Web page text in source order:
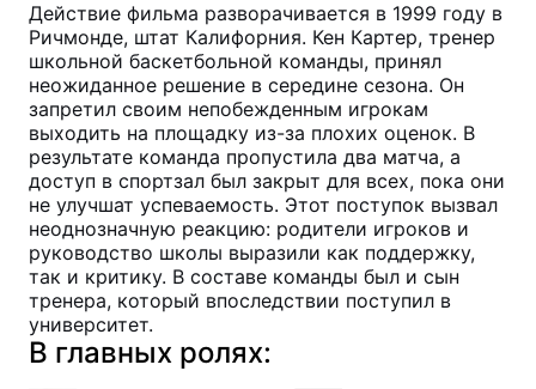
Действие фильма разворачивается в 1999 году в
Ричмонде, штат Калифорния. Кен Картер, тренер
школьной баскетбольной команды, принял
неожиданное решение в середине сезона. Он
запретил своим непобежденным игрокам
выходить на площадку из-за плохих оценок. В
результате команда пропустила два матча, а
доступ в спортзал был закрыт для всех, пока они
не улучшат успеваемость. Этот поступок вызвал
неоднозначную реакцию: родители игроков и
руководство школы выразили как поддержку,
так и критику. В составе команды был и сын
тренера, который впоследствии поступил в
университет.
В главных ролях: